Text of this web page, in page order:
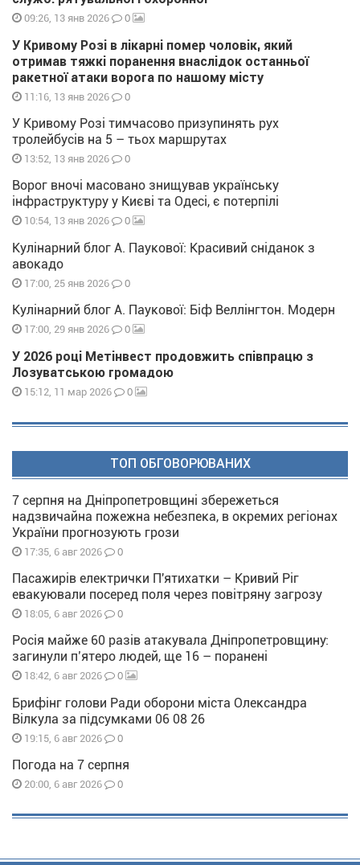
09:26, 13 янв 2026 0
У Кривому Розі в лікарні помер чоловік, який
отримав тяжкі поранення внаслідок останньої
ракетної атаки ворога по нашому місту
11:16, 13 янв 2026 0
У Кривому Розі тимчасово призупинять рух
тролейбусів на 5 – тьох маршрутах
13:52, 13 янв 2026 0
Ворог вночі масовано знищував українську
інфраструктуру у Києві та Одесі, є потерпілі
10:54, 13 янв 2026 0
Кулінарний блог А. Паукової: Красивий сніданок з
авокадо
17:00, 25 янв 2026 0
Кулінарний блог А. Паукової: Біф Веллінгтон. Модерн
17:00, 29 янв 2026 0
У 2026 році Метінвест продовжить співпрацю з
Лозуватською громадою
15:12, 11 мар 2026 0
ТОП ОБГОВОРЮВАНИХ
7 серпня на Дніпропетровщині збережеться
надзвичайна пожежна небезпека, в окремих регіонах
України прогнозують грози
17:35, 6 авг 2026 0
Пасажирів електрички П'ятихатки – Кривий Ріг
евакуювали посеред поля через повітряну загрозу
18:05, 6 авг 2026 0
Росія майже 60 разів атакувала Дніпропетровщину:
загинули п’ятеро людей, ще 16 – поранені
18:42, 6 авг 2026 0
Брифінг голови Ради оборони міста Олександра
Вілкула за підсумками 06 08 26
19:15, 6 авг 2026 0
Погода на 7 серпня
20:00, 6 авг 2026 0